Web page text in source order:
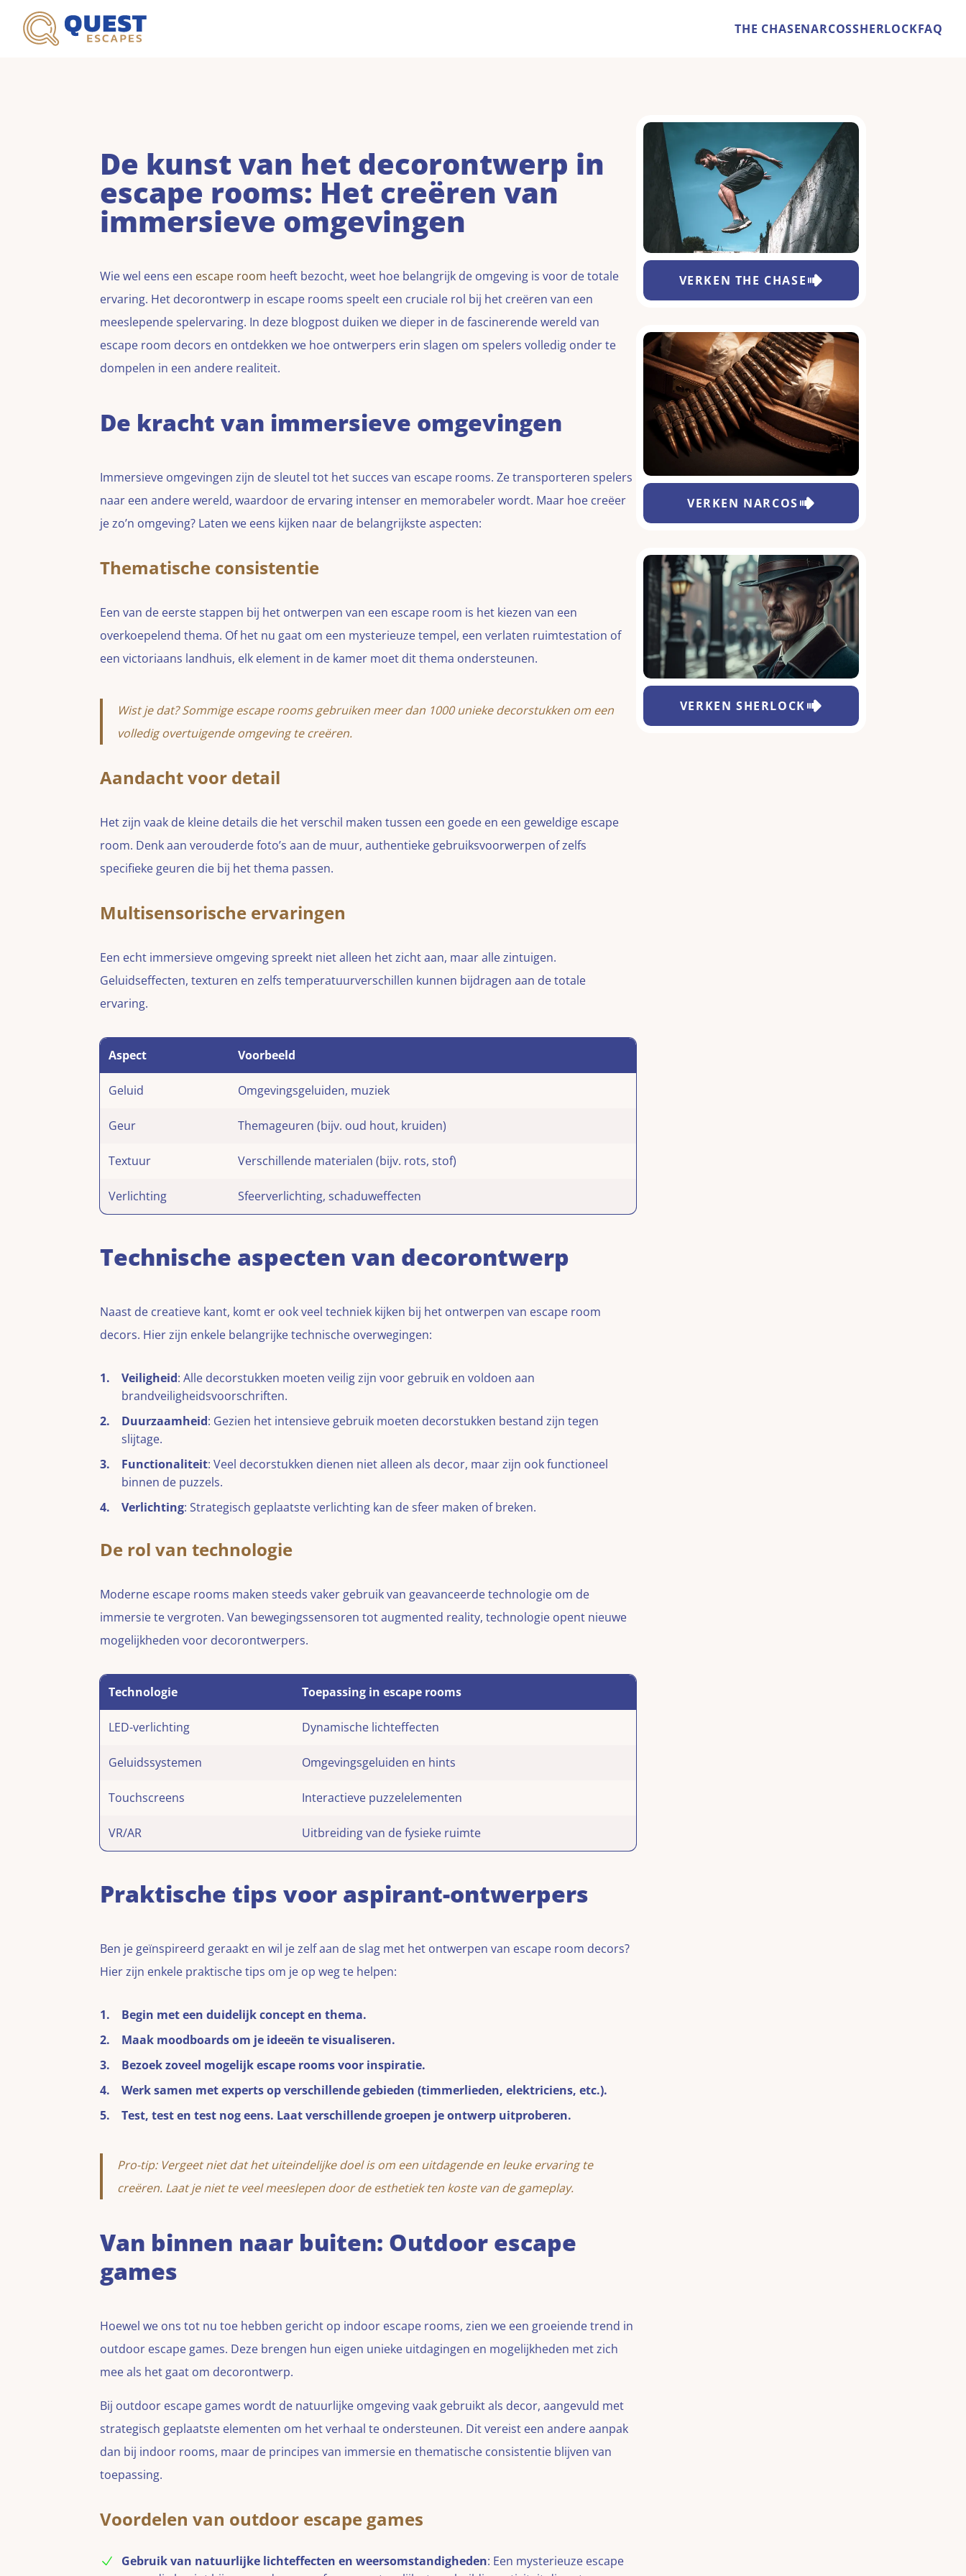
THE CHASENARCOSSHERLOCKFAQ
De kunst van het decorontwerp in
escape rooms: Het creëren van
immersieve omgevingen
Wie wel eens een escape room heeft bezocht, weet hoe belangrijk de omgeving is voor de totale
ervaring. Het decorontwerp in escape rooms speelt een cruciale rol bij het creëren van een
meeslepende spelervaring. In deze blogpost duiken we dieper in de fascinerende wereld van
escape room decors en ontdekken we hoe ontwerpers erin slagen om spelers volledig onder te
dompelen in een andere realiteit.
De kracht van immersieve omgevingen
Immersieve omgevingen zijn de sleutel tot het succes van escape rooms. Ze transporteren spelers
naar een andere wereld, waardoor de ervaring intenser en memorabeler wordt. Maar hoe creëer
je zo’n omgeving? Laten we eens kijken naar de belangrijkste aspecten:
Thematische consistentie
Een van de eerste stappen bij het ontwerpen van een escape room is het kiezen van een
overkoepelend thema. Of het nu gaat om een mysterieuze tempel, een verlaten ruimtestation of
een victoriaans landhuis, elk element in de kamer moet dit thema ondersteunen.
Wist je dat? Sommige escape rooms gebruiken meer dan 1000 unieke decorstukken om een
volledig overtuigende omgeving te creëren.
Aandacht voor detail
Het zijn vaak de kleine details die het verschil maken tussen een goede en een geweldige escape
room. Denk aan verouderde foto’s aan de muur, authentieke gebruiksvoorwerpen of zelfs
specifieke geuren die bij het thema passen.
Multisensorische ervaringen
Een echt immersieve omgeving spreekt niet alleen het zicht aan, maar alle zintuigen.
Geluidseffecten, texturen en zelfs temperatuurverschillen kunnen bijdragen aan de totale
ervaring.
Aspect Voorbeeld
Geluid Omgevingsgeluiden, muziek
Geur Themageuren (bijv. oud hout, kruiden)
Textuur Verschillende materialen (bijv. rots, stof)
Verlichting Sfeerverlichting, schaduweffecten
Technische aspecten van decorontwerp
Naast de creatieve kant, komt er ook veel techniek kijken bij het ontwerpen van escape room
decors. Hier zijn enkele belangrijke technische overwegingen:
Veiligheid: Alle decorstukken moeten veilig zijn voor gebruik en voldoen aan
brandveiligheidsvoorschriften.
Duurzaamheid: Gezien het intensieve gebruik moeten decorstukken bestand zijn tegen
slijtage.
Functionaliteit: Veel decorstukken dienen niet alleen als decor, maar zijn ook functioneel
binnen de puzzels.
Verlichting: Strategisch geplaatste verlichting kan de sfeer maken of breken.
De rol van technologie
Moderne escape rooms maken steeds vaker gebruik van geavanceerde technologie om de
immersie te vergroten. Van bewegingssensoren tot augmented reality, technologie opent nieuwe
mogelijkheden voor decorontwerpers.
Technologie Toepassing in escape rooms
LED-verlichting Dynamische lichteffecten
Geluidssystemen Omgevingsgeluiden en hints
Touchscreens Interactieve puzzelelementen
VR/AR Uitbreiding van de fysieke ruimte
Praktische tips voor aspirant-ontwerpers
Ben je geïnspireerd geraakt en wil je zelf aan de slag met het ontwerpen van escape room decors?
Hier zijn enkele praktische tips om je op weg te helpen:
Begin met een duidelijk concept en thema.
Maak moodboards om je ideeën te visualiseren.
Bezoek zoveel mogelijk escape rooms voor inspiratie.
Werk samen met experts op verschillende gebieden (timmerlieden, elektriciens, etc.).
Test, test en test nog eens. Laat verschillende groepen je ontwerp uitproberen.
Pro-tip: Vergeet niet dat het uiteindelijke doel is om een uitdagende en leuke ervaring te
creëren. Laat je niet te veel meeslepen door de esthetiek ten koste van de gameplay.
Van binnen naar buiten: Outdoor escape
games
Hoewel we ons tot nu toe hebben gericht op indoor escape rooms, zien we een groeiende trend in
outdoor escape games. Deze brengen hun eigen unieke uitdagingen en mogelijkheden met zich
mee als het gaat om decorontwerp.
Bij outdoor escape games wordt de natuurlijke omgeving vaak gebruikt als decor, aangevuld met
strategisch geplaatste elementen om het verhaal te ondersteunen. Dit vereist een andere aanpak
dan bij indoor rooms, maar de principes van immersie en thematische consistentie blijven van
toepassing.
Voordelen van outdoor escape games
Gebruik van natuurlijke lichteffecten en weersomstandigheden: Een mysterieuze escape
VERKEN THE CHASE
VERKEN NARCOS
VERKENSHERLOCK